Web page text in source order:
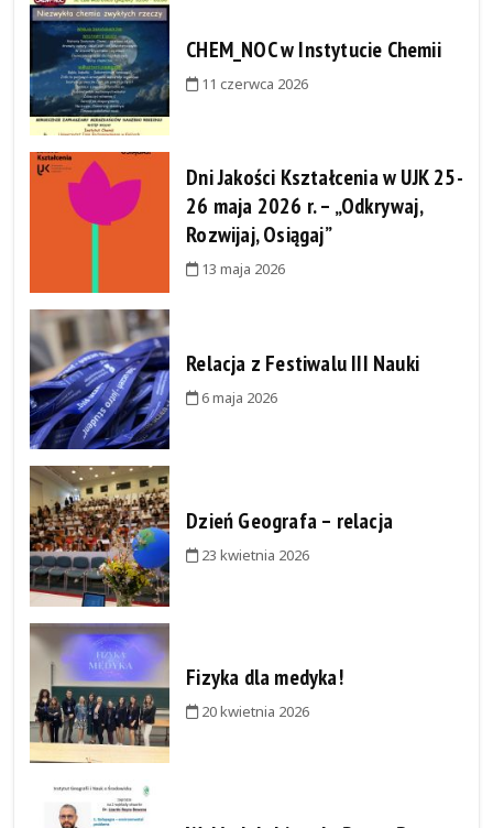
CHEM_NOC w Instytucie Chemii
11 czerwca 2026
Dni Jakości Kształcenia w UJK 25-
26 maja 2026 r. – „Odkrywaj,
Rozwijaj, Osiągaj”
13 maja 2026
Relacja z Festiwalu III Nauki
6 maja 2026
Dzień Geografa – relacja
23 kwietnia 2026
Fizyka dla medyka!
20 kwietnia 2026